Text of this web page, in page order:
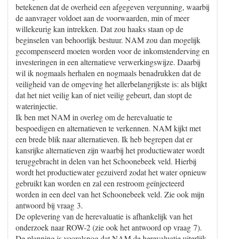
betekenen dat de overheid een afgegeven vergunning, waarbij
de aanvrager voldoet aan de voorwaarden, min of meer
willekeurig kan intrekken. Dat zou haaks staan op de
beginselen van behoorlijk bestuur. NAM zou dan mogelijk
gecompenseerd moeten worden voor de inkomstenderving en
investeringen in een alternatieve verwerkingswijze. Daarbij
wil ik nogmaals herhalen en nogmaals benadrukken dat de
veiligheid van de omgeving het allerbelangrijkste is: als blijkt
dat het niet veilig kan of niet veilig gebeurt, dan stopt de
waterinjectie.
Ik ben met NAM in overleg om de herevaluatie te
bespoedigen en alternatieven te verkennen. NAM kijkt met
een brede blik naar alternatieven. Ik heb begrepen dat er
kansrijke alternatieven zijn waarbij het productiewater wordt
teruggebracht in delen van het Schoonebeek veld. Hierbij
wordt het productiewater gezuiverd zodat het water opnieuw
gebruikt kan worden en zal een restroom geïnjecteerd
worden in een deel van het Schoonebeek veld. Zie ook mijn
antwoord bij vraag 3.
De oplevering van de herevaluatie is afhankelijk van het
onderzoek naar ROW-2 (zie ook het antwoord op vraag 7).